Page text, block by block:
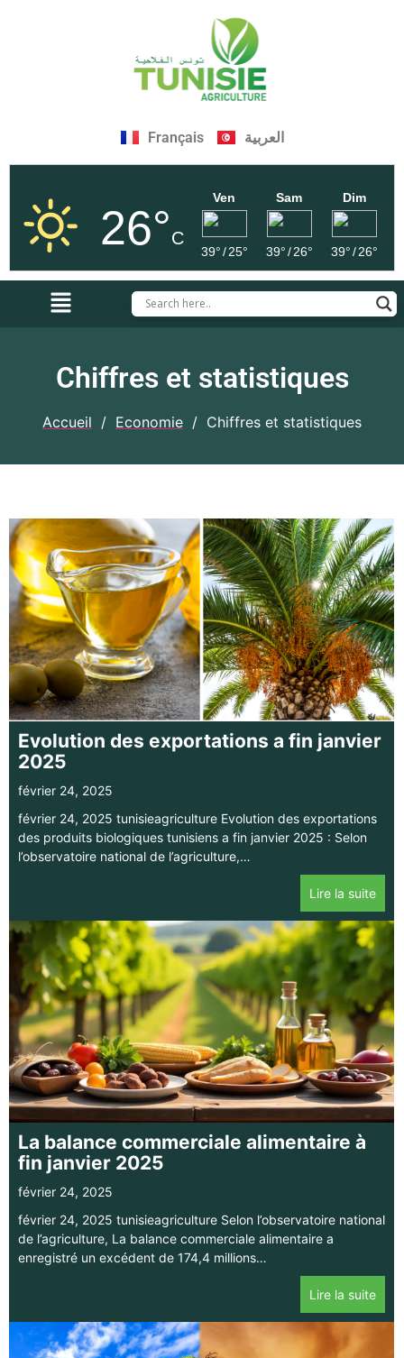
Français العربية
26°C
Ven
39°/ 25°
Sam
39°/ 26°
Dim
39°/ 26°
Chiffres et statistiques
Accueil / Economie / Chiffres et statistiques
Evolution des exportations a fin janvier
2025
février 24, 2025
février 24, 2025 tunisieagriculture Evolution des exportations
des produits biologiques tunisiens a fin janvier 2025 : Selon
l’observatoire national de l’agriculture,…
Lire la suite
La balance commerciale alimentaire à
fin janvier 2025
février 24, 2025
février 24, 2025 tunisieagriculture Selon l’observatoire national
de l’agriculture, La balance commerciale alimentaire a
enregistré un excédent de 174,4 millions…
Lire la suite